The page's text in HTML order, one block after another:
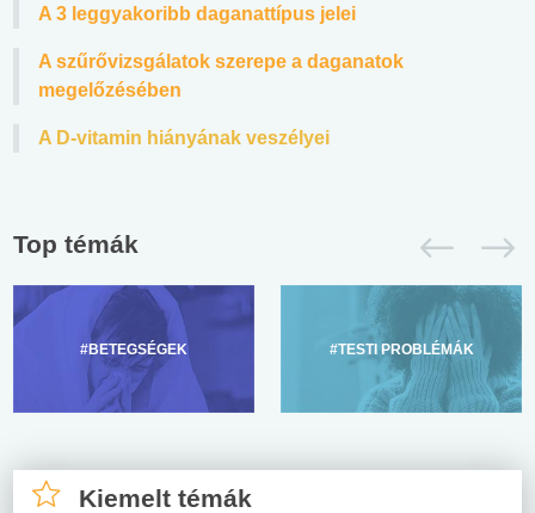
A 3 leggyakoribb daganattípus jelei
A szűrővizsgálatok szerepe a daganatok
megelőzésében
A D-vitamin hiányának veszélyei
Top témák
#BETEGSÉGEK #TESTI PROBLÉMÁK
Kiemelt témák